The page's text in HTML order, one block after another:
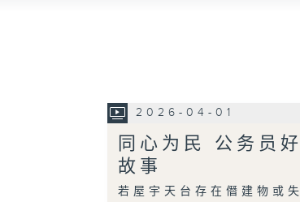
2026-04-01
同心为民 公务员好
故事
若屋宇天台存在僭建物或失